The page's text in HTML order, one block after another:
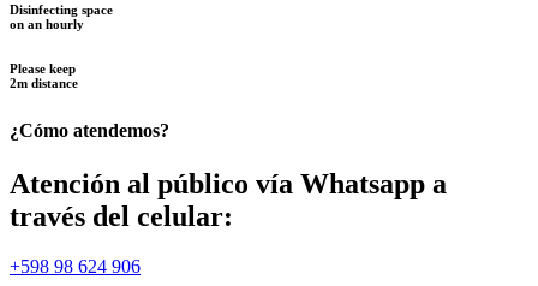
Disinfecting space
on an hourly
Please keep
2m distance
¿Cómo atendemos?
Atención al público vía Whatsapp a
través del celular:
+598 98 624 906